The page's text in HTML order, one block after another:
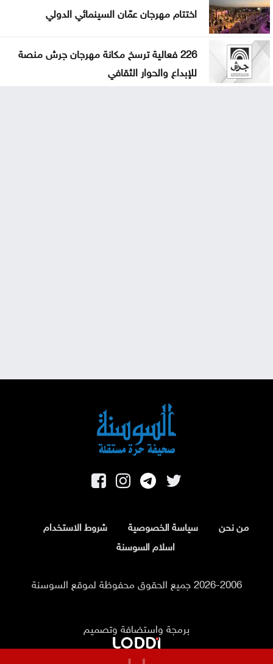
اختتام مهرجان عمّان السينمائي الدولي
226 فعالية ترسخ مكانة مهرجان جرش منصة
للإبداع والحوار الثقافي
من نحن سياسة الخصوصية
شروط الاستخدام
اسلام السوسنة
2026-2006 جميع الحقوق محفوظة لموقع السوسنة
برمجة واستضافة وتصميم